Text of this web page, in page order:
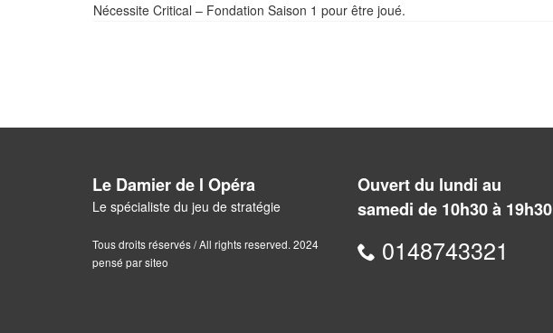
Nécessite Critical – Fondation Saison 1 pour être joué.
Le Damier de l Opéra
Le spécialiste du jeu de stratégie
Tous droits réservés / All rights reserved. 2024
pensé par siteo
Ouvert du lundi au
samedi de 10h30 à 19h30
0148743321